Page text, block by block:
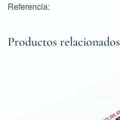
Referencia:
Productos relacionados